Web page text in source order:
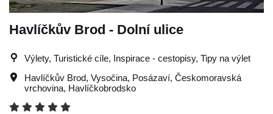
Havlíčkův Brod - Dolní ulice
Výlety, Turistické cíle, Inspirace - cestopisy, Tipy na výlet
Havlíčkův Brod, Vysočina, Posázaví, Českomoravská
vrchovina, Havlíčkobrodsko